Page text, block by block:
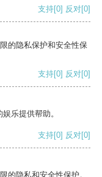
支持[0] 反对[0]
的隐私保护和安全性保
支持[0] 反对[0]
乐提供帮助。
支持[0] 反对[0]
的隐私和安全性保护。